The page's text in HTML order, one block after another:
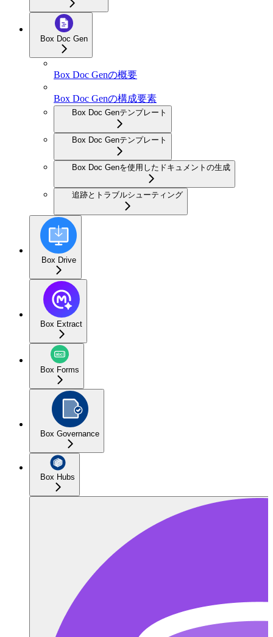
Box Doc Gen
Box Doc Genの概要
Box Doc Genの構成要素
Box Doc Genテンプレート
Box Doc Genテンプレート
Box Doc Genを使用したドキュメントの生成
追跡とトラブルシューティング
Box Drive
Box Extract
Box Forms
Box Governance
Box Hubs